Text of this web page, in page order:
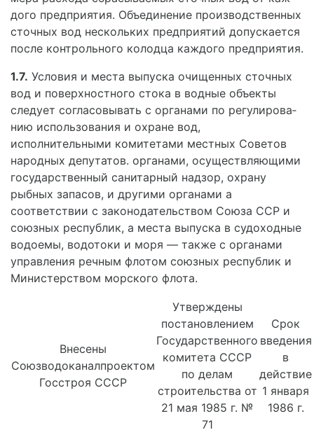
дого предприятия. Объединение производственных
сточных вод нескольких предприятий допускается
после контроль­ного колодца каждого предприятия.
1.7. Условия и места выпуска очищенных сточ­ных
вод и поверхностного стока в водные объекты
следует согласовывать с органами по регулирова­
нию использования и охране вод,
исполнительными комитетами местных Советов
народных депутатов. органами, осуществляющими
государственный сани­тарный надзор, охрану
рыбных запасов, и другими органами а
соответствии с законодательством Сою­за ССР и
союзных республик, а места выпуска в судоходные
водоемы, водотоки и моря — также с органами
управления речным флотом союзных республик и
Министерством морского флота.
Внесены
Союзводоканалпроектом
Госстроя СССР
Утверждены
постановлением
Государственного
комитета СССР
по делам
строительства от
21 мая 1985 г. №
71
Срок
введения
в
действие
1 января
1986 г.